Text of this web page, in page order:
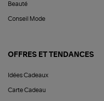
Beauté
Conseil Mode
OFFRES ET TENDANCES
Idées Cadeaux
Carte Cadeau